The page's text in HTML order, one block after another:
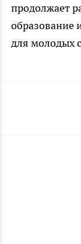
продолжает
образование
для молодых